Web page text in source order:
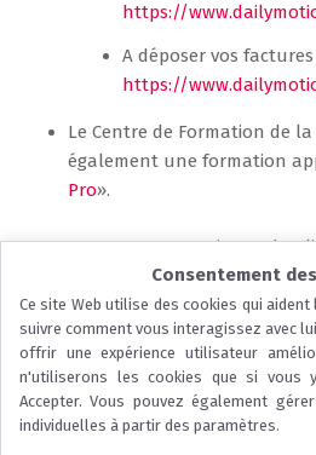
https://
A déposer vos factures
https://
Le Centre de Formation de la
également une formation
Pro».
Nous vous remercions de
porterez à ce courrier, et
vous accompagner dans ce
...
Consentement
Ce site Web utilise des cookies qui
suivre comment vous interagissez avec
offrir une expérience utilisateur
n'utiliserons les cookies que si vous
Accepter. Vous pouvez également
individuelles à partir des paramètres.